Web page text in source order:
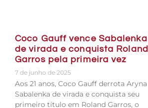
Coco Gauff vence Sabalenka
de virada e conquista Roland
Garros pela primeira vez
7 de junho de 2025
Aos 21 anos, Coco Gauff derrota Aryna
Sabalenka de virada e conquista seu
primeiro título em Roland Garros, o